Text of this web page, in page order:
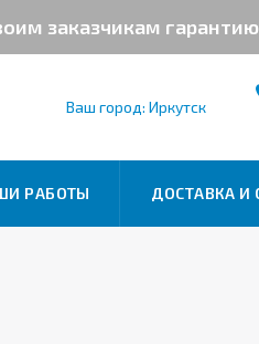
заказчикам
Ваш город: Иркутск
РАБОТЫ ДОСТАВКА И